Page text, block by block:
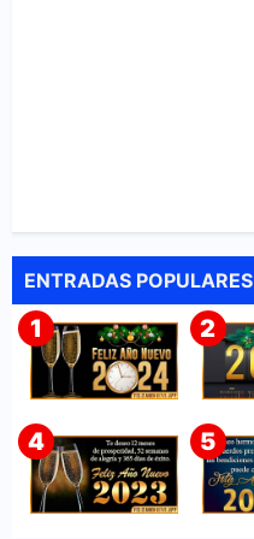
ENTRADAS POPULARES